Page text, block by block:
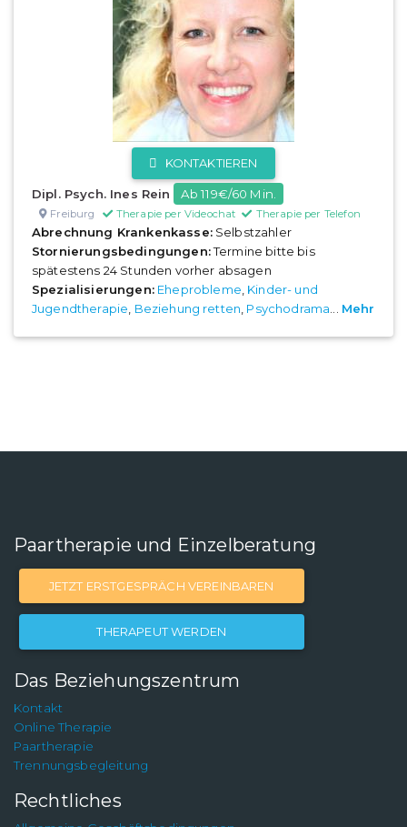
KONTAKTIEREN
Dipl. Psych. Ines Rein Ab 119€/60 Min.
Freiburg Therapie per Videochat Therapie per Telefon
Abrechnung Krankenkasse:Selbstzahler
Stornierungsbedingungen:Termine bitte bis
spätestens 24 Stunden vorher absagen
Spezialisierungen: Eheprobleme Kinder- und
Jugendtherapie Beziehung retten Psychodrama Mehr
Paartherapie und Einzelberatung
JETZT ERSTGESPRÄCH VEREINBAREN
THERAPEUT WERDEN
Das Beziehungszentrum
Kontakt
Online Therapie
Paartherapie
Trennungsbegleitung
Rechtliches